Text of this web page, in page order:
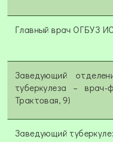
Главный врач ОГБУЗ
Заведующий
туберкулеза –
Трактовая, 9)
Заведующий